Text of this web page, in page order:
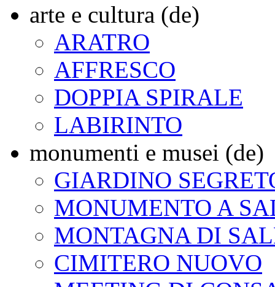
arte e cultura (de)
ARATRO
AFFRESCO
DOPPIA SPIRALE
LABIRINTO
monumenti e musei (de)
GIARDINO
MONUMENTO A
MONTAGNA DI
CIMITERO NUOVO